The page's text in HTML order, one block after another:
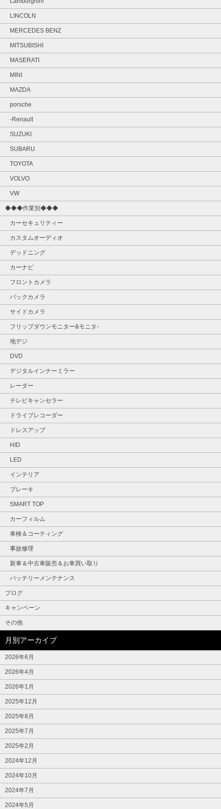
LINCOLN
MERCEDES BENZ
MITSUBISHI
MASERATI
MINI
MAZDA
porsche
-Renault
SUZUKI
SUBARU
TOYOTA
VOLVO
VW
◆◆◆作業別◆◆◆
カーセキュリティー
カスタムオーディオ
デッドニング
カーナビ
フロントカメラ
バックカメラ
サイドカメラ
フリップダウンモニター&モニタ‐
地デジ
DVD
デジタルインナーミラー
レーダー
テレビキャンセラー
ドライブレコーダー
ドレスアップ
HID
LED
インテリア
ブレーキ
SMART TOP
カーフィルム
車検＆コーティング
事故修理
新車＆中古車販売＆お車買い取り
バッテリーメンテナンス
ブログ
キャンペーン
その他
月別アーカイブ
2026年6月
2026年4月
2026年1月
2025年12月
2025年8月
2025年7月
2025年2月
2024年12月
2024年10月
2024年7月
2024年5月